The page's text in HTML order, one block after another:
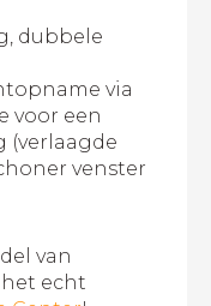
dubbele
via
voor een
(verlaagde
venster
van
het echt